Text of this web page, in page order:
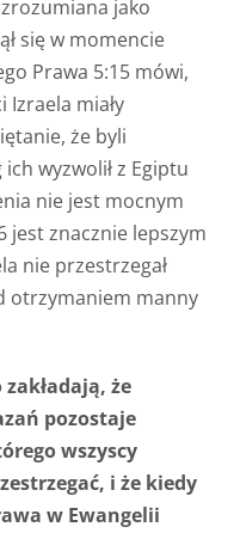
jako
się w momencie
Prawa 5:15 mówi,
miały
że byli
wyzwolił z Egiptu
nie jest mocnym
jest znacznie lepszym
nie przestrzegał
otrzymaniem manny
że
pozostaje
wszyscy
i że kiedy
w Ewangelii